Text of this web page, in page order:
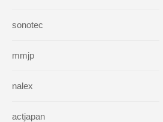
sonotec
mmjp
nalex
actjapan